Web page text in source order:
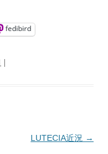
fedibird
LUTECIA近況 →